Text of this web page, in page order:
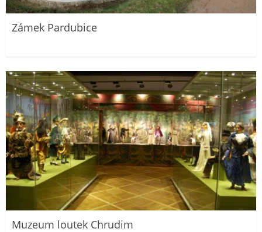
Zámek Pardubice
Muzeum loutek Chrudim